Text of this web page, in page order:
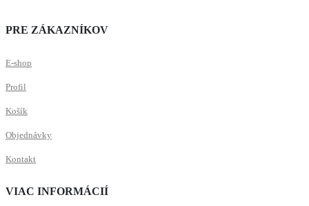
PRE ZÁKAZNÍKOV
E-shop
Profil
Košík
Objednávky
Kontakt
VIAC INFORMÁCIÍ